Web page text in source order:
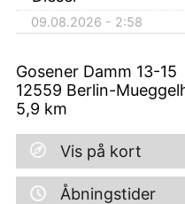
09.08.2026 - 2:58
Gosener Damm 13-15
12559 Berlin-
5,9 km
Vis på kort
Åbningstider